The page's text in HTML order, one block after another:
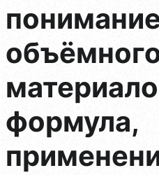
формула,